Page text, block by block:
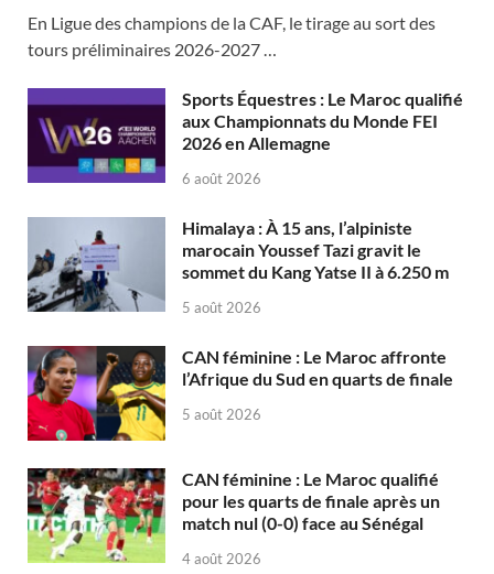
En Ligue des champions de la CAF, le tirage au sort des
tours préliminaires 2026-2027 …
Sports Équestres : Le Maroc qualifié
aux Championnats du Monde FEI
2026 en Allemagne
6 août 2026
Himalaya : À 15 ans, l’alpiniste
marocain Youssef Tazi gravit le
sommet du Kang Yatse II à 6.250 m
5 août 2026
CAN féminine : Le Maroc affronte
l’Afrique du Sud en quarts de finale
5 août 2026
CAN féminine : Le Maroc qualifié
pour les quarts de finale après un
match nul (0-0) face au Sénégal
4 août 2026